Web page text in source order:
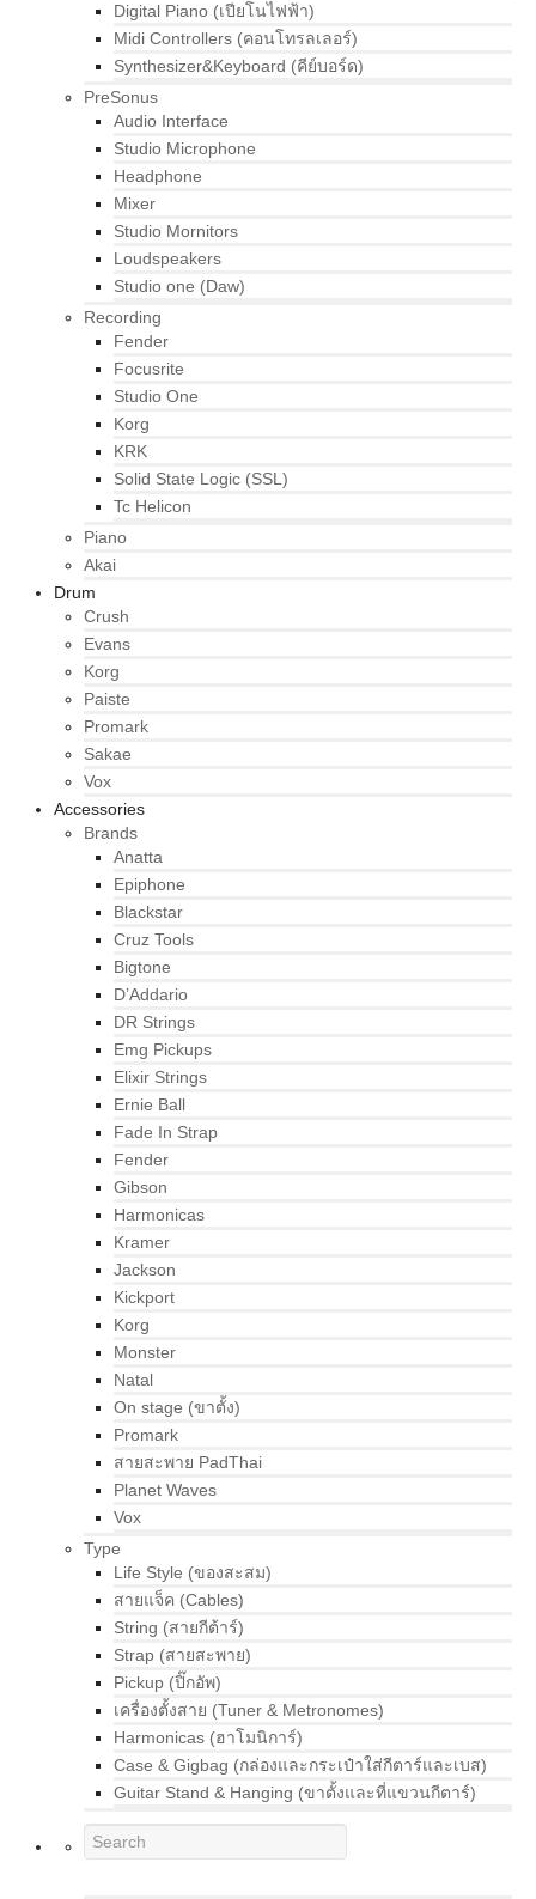
Digital Piano (เปียโนไฟฟ้า)
Midi Controllers (คอนโทรลเลอร์)
Synthesizer&Keyboard (คีย์บอร์ด)
PreSonus
Audio Interface
Studio Microphone
Headphone
Mixer
Studio Mornitors
Loudspeakers
Studio one (Daw)
Recording
Fender
Focusrite
Studio One
Korg
KRK
Solid State Logic (SSL)
Tc Helicon
Piano
Akai
Drum
Crush
Evans
Korg
Paiste
Promark
Sakae
Vox
Accessories
Brands
Anatta
Epiphone
Blackstar
Cruz Tools
Bigtone
D’Addario
DR Strings
Emg Pickups
Elixir Strings
Ernie Ball
Fade In Strap
Fender
Gibson
Harmonicas
Kramer
Jackson
Kickport
Korg
Monster
Natal
On stage (ขาตั้ง)
Promark
สายสะพาย PadThai
Planet Waves
Vox
Type
Life Style (ของสะสม)
สายแจ็ค (Cables)
String (สายกีต้าร์)
Strap (สายสะพาย)
Pickup (ปิ๊กอัพ)
เครื่องตั้งสาย (Tuner & Metronomes)
Harmonicas (ฮาโมนิการ์)
Case & Gigbag (กล่องและกระเป๋าใส่กีตาร์และเบส)
Guitar Stand & Hanging (ขาตั้งและที่แขวนกีตาร์)